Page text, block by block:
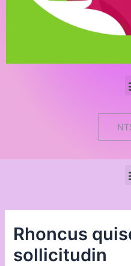
Rhoncus
sollicitudin